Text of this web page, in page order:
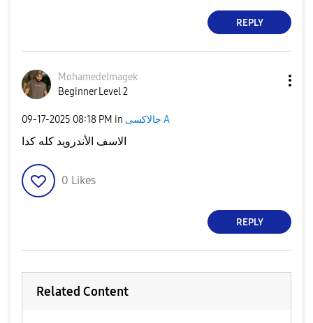
REPLY
Mohamedelmagek
Beginner Level 2
‎09-17-2025 08:18 PM in جالاكسى A
الاسف الأندرويد كله كدا
0 Likes
REPLY
Related Content